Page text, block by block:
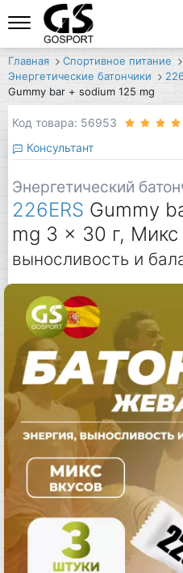
Главная Спортивное питание
Энергетические батончики
Gummy bar + sodium 125 mg
Код товара: 56953
Консультант
Энергетический
226ERS Gummy
mg 3 x 30 г, Микс
выносливость и